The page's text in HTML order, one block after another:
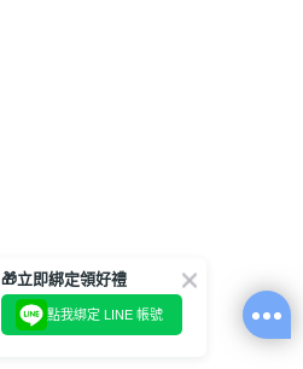
🎁立即綁定領好禮
點我綁定 LINE 帳號